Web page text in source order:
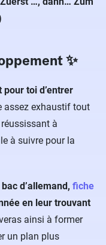
✨
pour toi d’entrer
assez exhaustif tout
à
à suivre pour la
d’allemand, fiche
en leur trouvant
ainsi à former
un plan plus